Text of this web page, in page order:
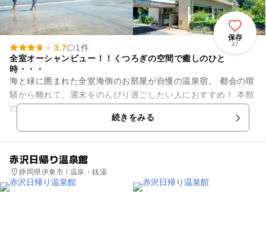
保存
47
3.7
1件
全室オーシャンビュー！！くつろぎの空間で癒しのひと
時・・・
海と緑に囲まれた全室海側のお部屋が自慢の温泉宿。 都会の喧
騒から離れて、週末をのんびり過ごしたい人におすすめ！ 本館
の3階にある弓ヶ浜温泉「鈴の湯」では、潮騒の音が間近に聞
続きをみる
赤沢日帰り温泉館
静岡県伊東市 / 温泉・銭湯